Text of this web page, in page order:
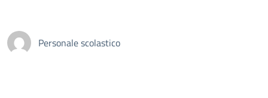
Personale scolastico